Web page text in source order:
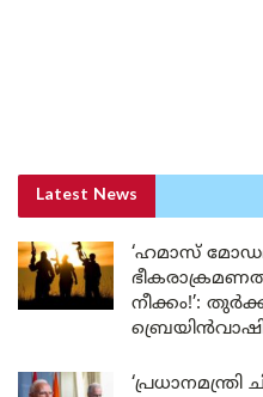
Latest News
‘ഹമാസ്
നീക്കം!’: